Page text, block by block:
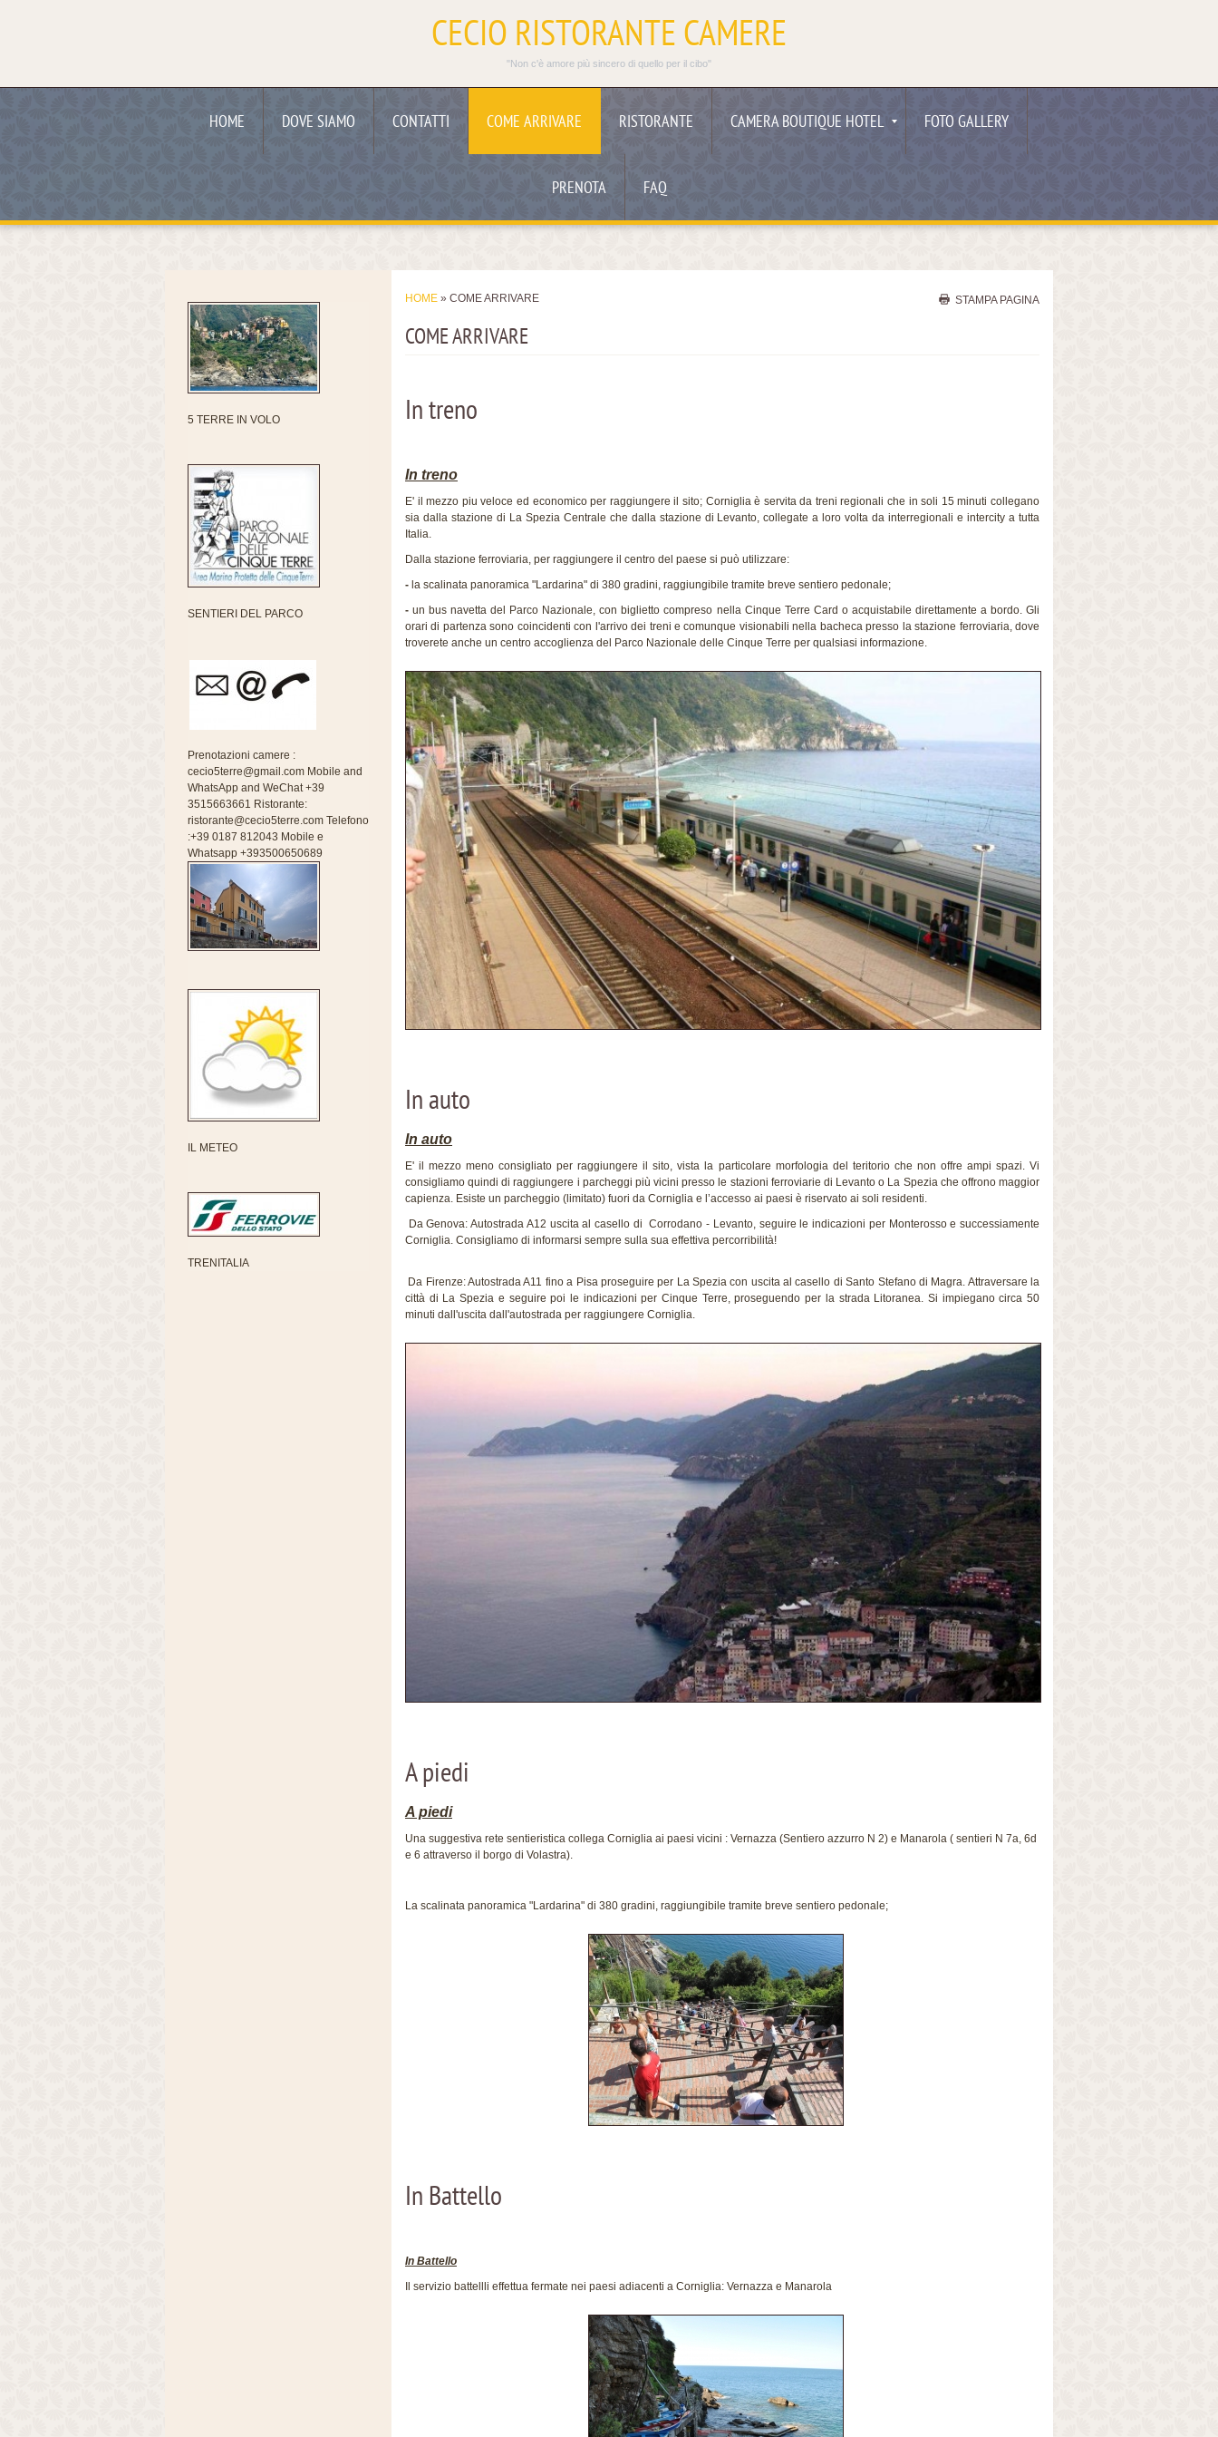
CECIO RISTORANTE CAMERE
"Non c'è amore più sincero di quello per il cibo"
HOME DOVE SIAMO CONTATTI COME ARRIVARE RISTORANTE CAMERA BOUTIQUE HOTEL FOTO GALLERY
PRENOTA FAQ
HOME » COME ARRIVARE
COME ARRIVARE
STAMPA PAGINA
In treno
In treno
E' il mezzo piu veloce ed economico per raggiungere il sito; Corniglia è servita da treni regionali che in soli 15 minuti collegano
sia dalla stazione di La Spezia Centrale che dalla stazione di Levanto, collegate a loro volta da interregionali e intercity a tutta
Italia.
Dalla stazione ferroviaria, per raggiungere il centro del paese si può utilizzare:
- la scalinata panoramica "Lardarina" di 380 gradini, raggiungibile tramite breve sentiero pedonale;
-un bus navetta del Parco Nazionale, con biglietto compreso nella Cinque Terre Card o acquistabile direttamente a bordo. Gli
orari di partenza sono coincidenti con l'arrivo dei treni e comunque visionabili nella bacheca presso la stazione ferroviaria, dove
troverete anche un centro accoglienza del Parco Nazionale delle Cinque Terre per qualsiasi informazione.
In auto
In auto
E' il mezzo meno consigliato per raggiungere il sito, vista la particolare morfologia del teritorio che non offre ampi spazi. Vi
consigliamo quindi di raggiungere i parcheggi più vicini presso le stazioni ferroviarie di Levanto o La Spezia che offrono maggior
capienza. Esiste un parcheggio (limitato) fuori da Corniglia e l’accesso ai paesi è riservato ai soli residenti.
Da Genova: Autostrada A12 uscita al casello di Corrodano - Levanto, seguire le indicazioni per Monterosso e successiamente
Corniglia. Consigliamo di informarsi sempre sulla sua effettiva percorribilità!
Da Firenze: Autostrada A11 fino a Pisa proseguire per La Spezia con uscita al casello di Santo Stefano di Magra. Attraversare la
città di La Spezia e seguire poi le indicazioni per Cinque Terre, proseguendo per la strada Litoranea. Si impiegano circa 50
minuti dall'uscita dall'autostrada per raggiungere Corniglia.
A piedi
A piedi
Una suggestiva rete sentieristica collega Corniglia ai paesi vicini : Vernazza (Sentiero azzurro N 2) e Manarola ( sentieri N 7a, 6d
e 6 attraverso il borgo di Volastra).
La scalinata panoramica "Lardarina" di 380 gradini, raggiungibile tramite breve sentiero pedonale;
In Battello
In Battello
Il servizio battellli effettua fermate nei paesi adiacenti a Corniglia: Vernazza e Manarola
5 TERRE IN VOLO
SENTIERI DEL PARCO
Prenotazioni camere :
cecio5terre@gmail.com Mobile and
WhatsApp and WeChat +39
3515663661 Ristorante:
ristorante@cecio5terre.com Telefono
:+39 0187 812043 Mobile e
Whatsapp +393500650689
IL METEO
TRENITALIA